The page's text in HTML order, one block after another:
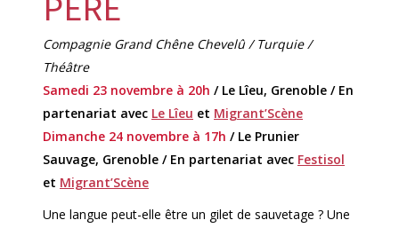
Compagnie Grand Chêne Chevelû / Turquie /
Théâtre
Samedi 23 novembre à 20h / Le Lîeu, Grenoble / En
partenariat avec Le Lîeu et Migrant’Scène
Dimanche 24 novembre à 17h / Le Prunier
Sauvage, Grenoble / En partenariat avec Festisol
et Migrant’Scène
Une langue peut-elle être un gilet de sauvetage ? Une